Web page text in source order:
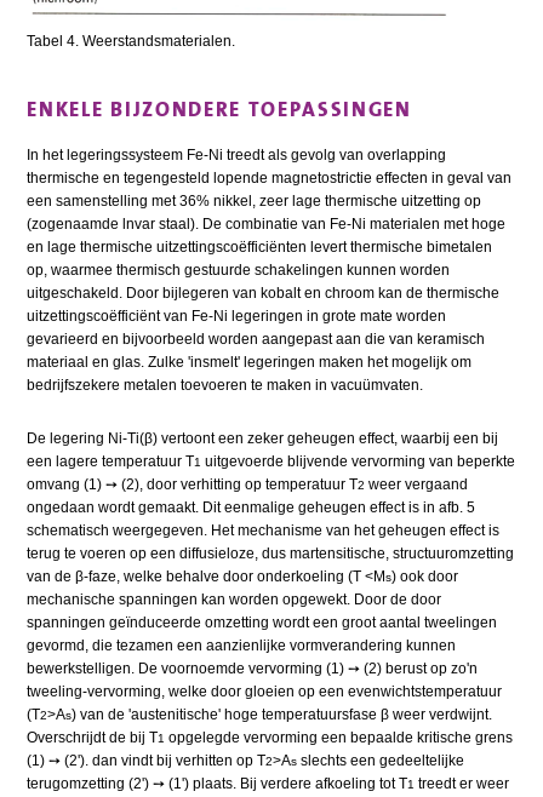
Tabel 4. Weerstandsmaterialen.
ENKELE BIJZONDERE TOEPASSINGEN
In het legeringssysteem Fe-Ni treedt als gevolg van overlapping
thermische en tegengesteld lopende magnetostrictie effecten in geval van
een samenstelling met 36% nikkel, zeer lage thermische uitzetting op
(zogenaamde lnvar staal). De combinatie van Fe-Ni materialen met hoge
en lage thermische uitzettingscoëfficiënten levert thermische bimetalen
op, waarmee thermisch gestuurde schakelingen kunnen worden
uitgeschakeld. Door bijlegeren van kobalt en chroom kan de thermische
uitzettingscoëfficiënt van Fe-Ni legeringen in grote mate worden
gevarieerd en bijvoorbeeld worden aangepast aan die van keramisch
materiaal en glas. Zulke 'insmelt' legeringen maken het mogelijk om
bedrijfszekere metalen toevoeren te maken in vacuümvaten.
De legering Ni-Ti(β) vertoont een zeker geheugen effect, waarbij een bij
een lagere temperatuur T1 uitgevoerde blijvende vervorming van beperkte
omvang (1) ➙ (2), door verhitting op temperatuur T2 weer vergaand
ongedaan wordt gemaakt. Dit eenmalige geheugen effect is in afb. 5
schematisch weergegeven. Het mechanisme van het geheugen effect is
terug te voeren op een diffusieloze, dus martensitische, structuuromzetting
van de β-faze, welke behalve door onderkoeling (T <Ms) ook door
mechanische spanningen kan worden opgewekt. Door de door
spanningen geïnduceerde omzetting wordt een groot aantal tweelingen
gevormd, die tezamen een aanzienlijke vormverandering kunnen
bewerkstelligen. De voornoemde vervorming (1) ➙ (2) berust op zo'n
tweeling-vervorming, welke door gloeien op een evenwichtstemperatuur
(T2>As) van de 'austenitische' hoge temperatuursfase β weer verdwijnt.
Overschrijdt de bij T1 opgelegde vervorming een bepaalde kritische grens
(1) ➙ (2'). dan vindt bij verhitten op T2>As slechts een gedeeltelijke
terugomzetting (2') ➙ (1') plaats. Bij verdere afkoeling tot T1 treedt er weer